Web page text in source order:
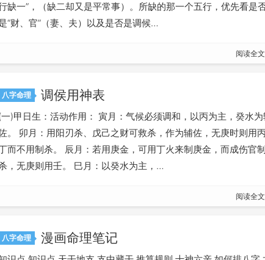
缺一”，（缺二却又是平常事）。所缺的那一个五行，优先看是
“财、官”（妻、夫）以及是否是调候…
阅读全文
八字命理 调侯用神表
一)甲日生：活动作用： 寅月：气候必须调和，以丙为主，癸水
。 卯月：用阳刃杀、戊己之财可救杀，作为辅佐，无庚时则用
而不用制杀。 辰月：若用庚金，可用丁火来制庚金，而成伤官制
，无庚则用壬。 巳月：以癸水为主，…
阅读全文
八字命理 漫画命理笔记